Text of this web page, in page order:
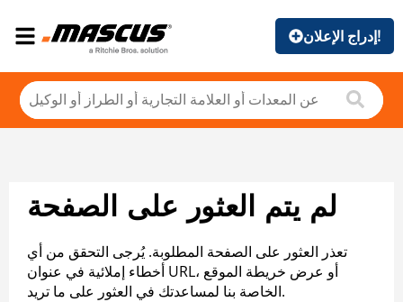
إدراج الإعلان!
لم يتم العثور على الصفحة
تعذر العثور على الصفحة المطلوبة. يُرجى التحقق من أي
أخطاء إملائية في عنوان URL، أو عرض خريطة الموقع
الخاصة بنا لمساعدتك في العثور على ما تريد.